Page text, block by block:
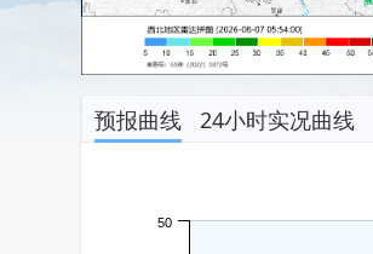
预报曲线 24小时实况曲线
50